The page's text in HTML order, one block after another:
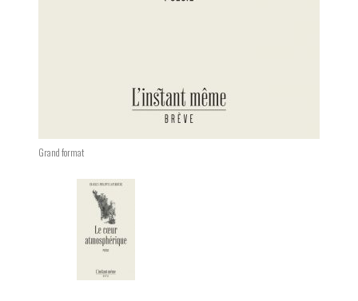
Grand format
Changing the current slide of this carousel